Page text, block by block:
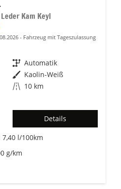
Kam Keyl
Fahrzeug mit Tageszulassung
Getriebe Automatik
Außenfarbe Kaolin-Weiß
Kilometerstand 10 km
Details
7,40 l/100km
g/km